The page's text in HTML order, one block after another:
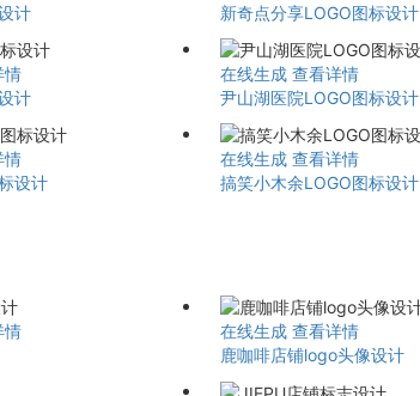
计
新奇点分享LOGO图标设计
情
计
在线生成 查看详情
尹山湖医院LOGO图标设计
情
设计
在线生成 查看详情
搞笑小木余LOGO图标设计
情
在线生成 查看详情
鹿咖啡店铺logo头像设计